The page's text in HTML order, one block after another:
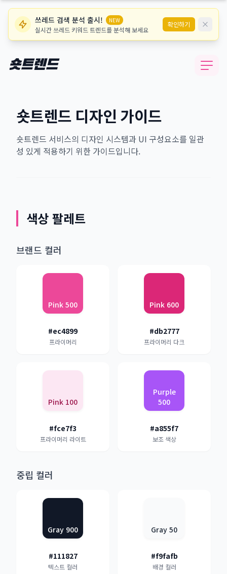
쓰레드 검색 분석 출시! NEW
실시간 쓰레드 키워드 트렌드를 분석해 보세요
확인하기
숏트렌드
숏트렌드 디자인 가이드
숏트렌드 서비스의 디자인 시스템과 UI 구성요소를 일관
성 있게 적용하기 위한 가이드입니다.
색상 팔레트
브랜드 컬러
Pink 500
#ec4899
프라이머리
Pink 600
#db2777
프라이머리 다크
Pink 100
#fce7f3
프라이머리 라이트
Purple
500
#a855f7
보조 색상
중립 컬러
Gray 900
#111827
텍스트 컬러
Gray 50
#f9fafb
배경 컬러